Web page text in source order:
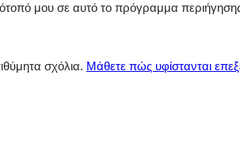
μου σε αυτό το πρόγραμμα
σχόλια. Μάθετε πώς υφίστανται